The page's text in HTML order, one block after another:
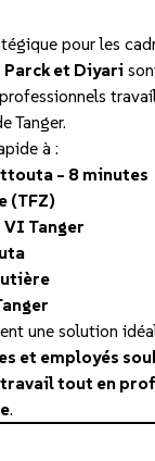
pour les
et Diyari
Tanger.
à :
– 8 minutes
(TFZ)
VI Tanger
une solution
et employés
tout en
.